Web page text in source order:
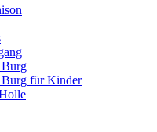
für Kinder